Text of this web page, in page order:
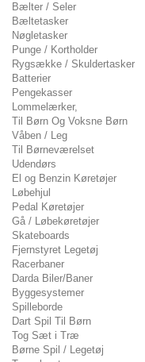
Bælter / Seler
Bæltetasker
Nøgletasker
Punge / Kortholder
Rygsække / Skuldertasker
Batterier
Pengekasser
Lommelærker,
Til Børn Og Voksne Børn
Våben / Leg
Til Børneværelset
Udendørs
El og Benzin Køretøjer
Løbehjul
Pedal Køretøjer
Gå / Løbekøretøjer
Skateboards
Fjernstyret Legetøj
Racerbaner
Darda Biler/Baner
Byggesystemer
Spilleborde
Dart Spil Til Børn
Tog Sæt i Træ
Børne Spil / Legetøj